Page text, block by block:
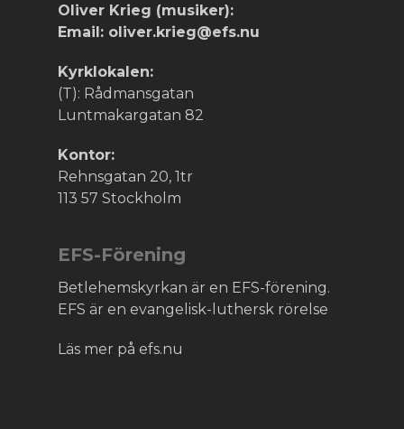
Oliver Krieg (musiker):
Email: oliver.krieg@efs.nu
Kyrklokalen:
(T): Rådmansgatan
Luntmakargatan 82
Kontor:
Rehnsgatan 20, 1tr
113 57 Stockholm
EFS-Förening
Betlehemskyrkan är en EFS-förening.
EFS är en evangelisk-luthersk rörelse
Läs mer på efs.nu